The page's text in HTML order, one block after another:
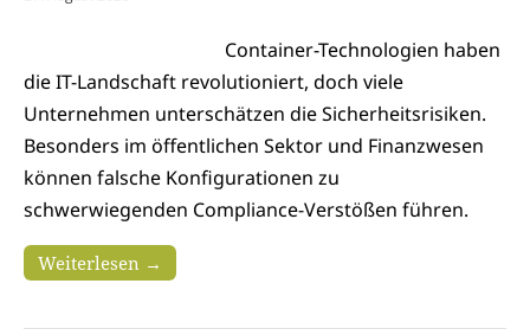
Container-Technologien haben
die IT-Landschaft revolutioniert, doch viele
Unternehmen unterschätzen die Sicherheitsrisiken.
Besonders im öffentlichen Sektor und Finanzwesen
können falsche Konfigurationen zu
schwerwiegenden Compliance-Verstößen führen.
Weiterlesen →